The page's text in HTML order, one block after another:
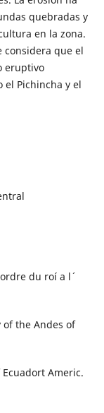
quebradas y
en la zona.
considera que el
eruptivo
el Pichincha y el
du roí a l´
of the Andes of
Americ.